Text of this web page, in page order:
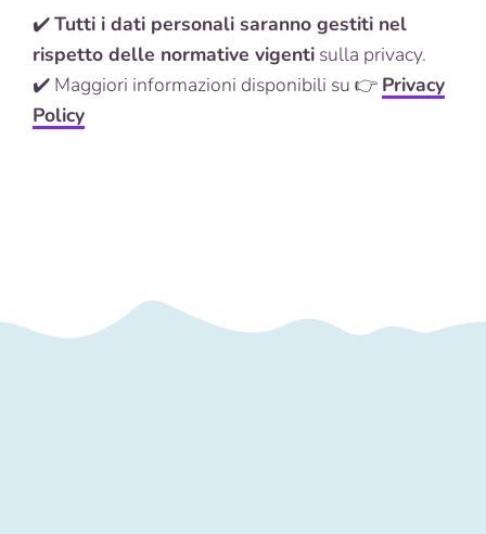
✔️Tutti i dati personali saranno gestiti nel
rispetto delle normative vigenti sulla privacy.
✔️ Maggiori informazioni disponibili su 👉 Privacy
Policy